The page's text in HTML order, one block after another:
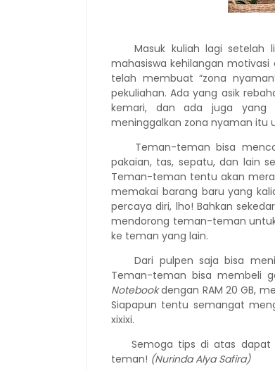
Masuk kuliah lagi setelah
mahasiswa kehilangan
telah membuat “zona
pekuliahan. Ada yang asik
kemari, dan ada juga yang
meninggalkan zona nyaman itu
Teman-teman bisa
pakaian, tas, sepatu, dan lain
Teman-teman tentu akan
memakai barang baru yang
percaya diri, lho! Bahkan
mendorong teman-teman
ke teman yang lain.
Dari pulpen saja bisa
Teman-teman bisa membeli
Notebookdengan RAM 20 GB,
Siapapun tentu semangat
xixixi.
Semoga tips di atas
teman! (Nurinda Alya Safira)